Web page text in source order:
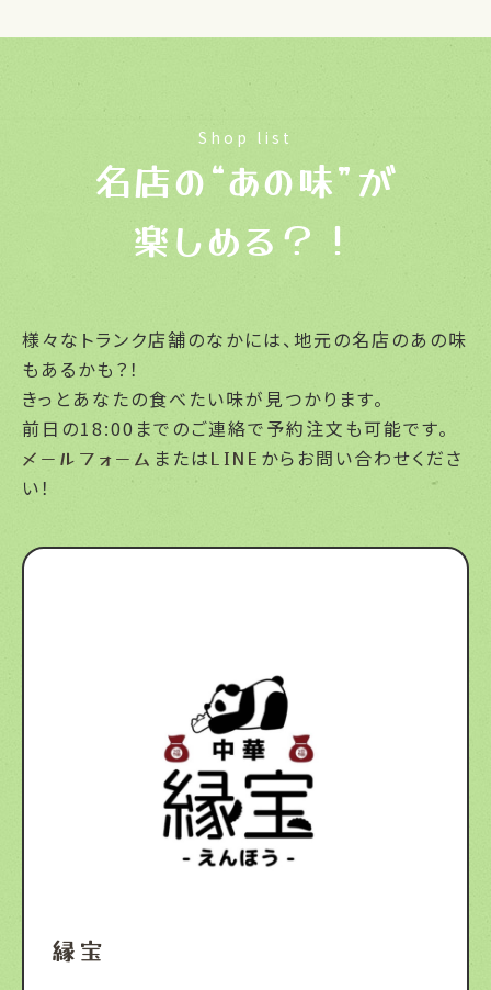
Shop list
名店の“あの味”が
楽しめる？！
様々なトランク店舗のなかには、地元の名店のあの味
もあるかも？！
きっとあなたの食べたい味が見つかります。
前日の18:00までのご連絡で予約注文も可能です。
メールフォーム またはLINE からお問い合わせくださ
い！
縁宝